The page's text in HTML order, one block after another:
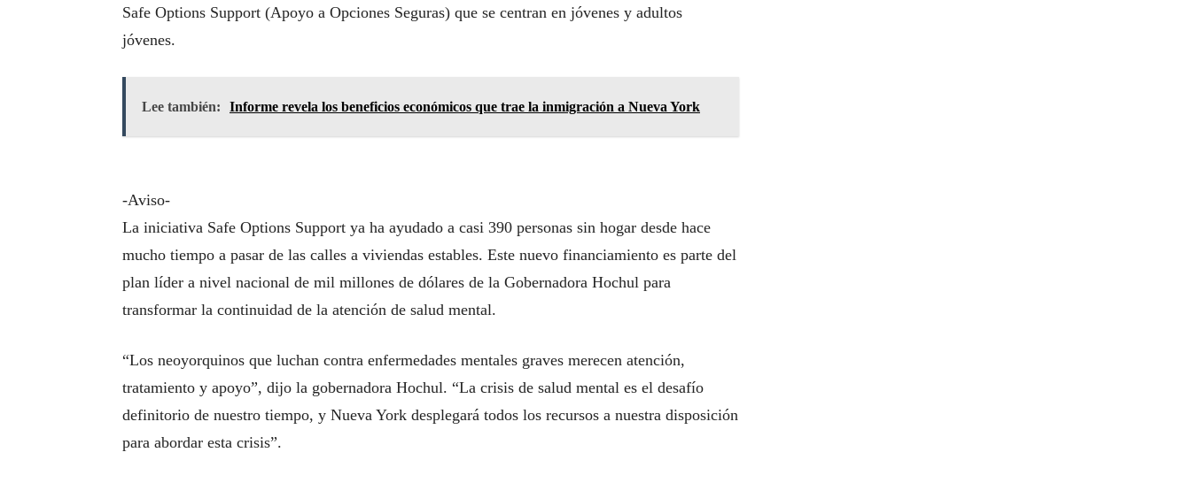
Safe Options Support (Apoyo a Opciones Seguras) que se centran en jóvenes y adultos
jóvenes.
Lee también: Informe revela los beneficios económicos que trae la inmigración a Nueva York
-Aviso-
La iniciativa Safe Options Support ya ha ayudado a casi 390 personas sin hogar desde hace
mucho tiempo a pasar de las calles a viviendas estables. Este nuevo financiamiento es parte del
plan líder a nivel nacional de mil millones de dólares de la Gobernadora Hochul para
transformar la continuidad de la atención de salud mental.
“Los neoyorquinos que luchan contra enfermedades mentales graves merecen atención,
tratamiento y apoyo”, dijo la gobernadora Hochul. “La crisis de salud mental es el desafío
definitorio de nuestro tiempo, y Nueva York desplegará todos los recursos a nuestra disposición
para abordar esta crisis”.